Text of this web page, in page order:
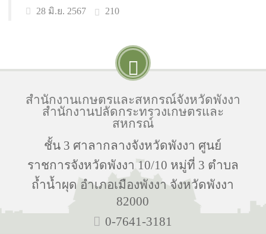
28 มิ.ย. 2567 210
สำนักงานเกษตรและสหกรณ์จังหวัดพังงา
สำนักงานปลัดกระทรวงเกษตรและ
สหกรณ์
ชั้น 3 ศาลากลางจังหวัดพังงา ศูนย์
ราชการจังหวัดพังงา 10/10 หมู่ที่ 3 ตำบล
ถ้ำน้ำผุด อำเภอเมืองพังงา จังหวัดพังงา
82000
0-7641-3181